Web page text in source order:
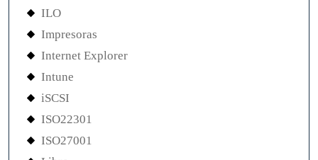
ILO
Impresoras
Internet Explorer
Intune
iSCSI
ISO22301
ISO27001